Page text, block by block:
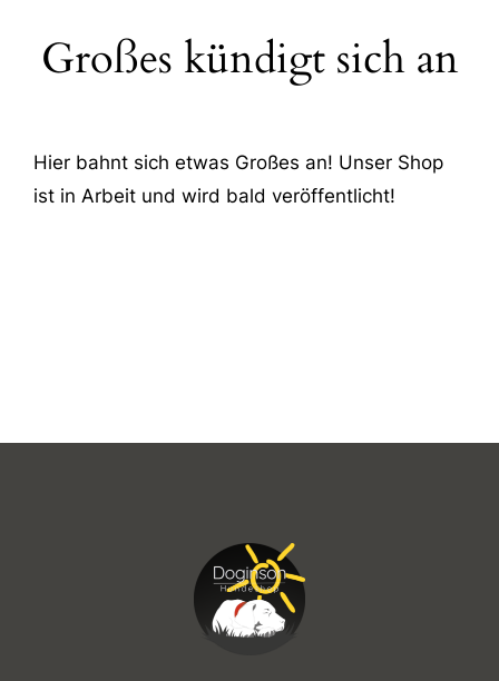
Großes kündigt sich an
Hier bahnt sich etwas Großes an! Unser Shop
ist in Arbeit und wird bald veröffentlicht!